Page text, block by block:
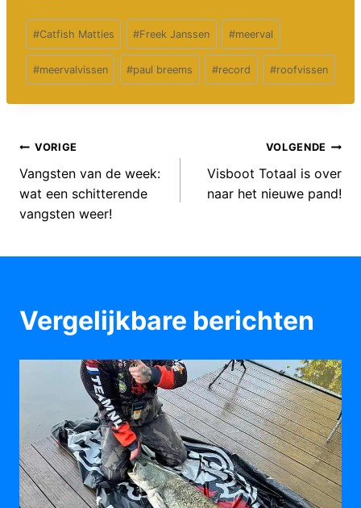
Bericht
tags:
#Catfish Matties #Freek Janssen #meerval
#meervalvissen #paul breems #record #roofvissen
Bericht
navigatie
VORIGE
Vangsten van de week:
wat een schitterende
vangsten weer!
VOLGENDE
Visboot Totaal is over
naar het nieuwe pand!
Vergelijkbare berichten